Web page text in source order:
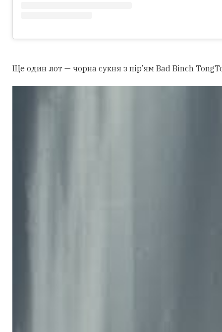
Ще один лот — чорна сукня з пір’ям Bad Binch